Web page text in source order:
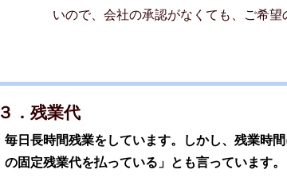
いので、会社の承認がなくても、ご希
３．残業代
毎日長時間残業をしています。しかし、残業時
の固定残業代を払っている」とも言っています